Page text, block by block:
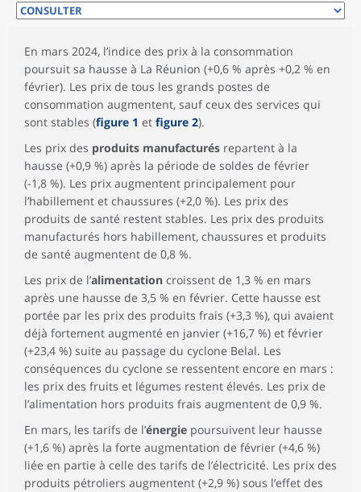
En mars 2024, l’indice des prix à la consommation
poursuit sa hausse à La Réunion (+0,6 % après +0,2 % en
février). Les prix de tous les grands postes de
consommation augmentent, sauf ceux des services qui
sont stables (figure 1 et figure 2).
Les prix des produits manufacturés repartent à la
hausse (+0,9 %) après la période de soldes de février
(-1,8 %). Les prix augmentent principalement pour
l’habillement et chaussures (+2,0 %). Les prix des
produits de santé restent stables. Les prix des produits
manufacturés hors habillement, chaussures et produits
de santé augmentent de 0,8 %.
Les prix de l’alimentation croissent de 1,3 % en mars
après une hausse de 3,5 % en février. Cette hausse est
portée par les prix des produits frais (+3,3 %), qui avaient
déjà fortement augmenté en janvier (+16,7 %) et février
(+23,4 %) suite au passage du cyclone Belal. Les
conséquences du cyclone se ressentent encore en mars :
les prix des fruits et légumes restent élevés. Les prix de
l’alimentation hors produits frais augmentent de 0,9 %.
En mars, les tarifs de l’énergie poursuivent leur hausse
(+1,6 %) après la forte augmentation de février (+4,6 %)
liée en partie à celle des tarifs de l’électricité. Les prix des
produits pétroliers augmentent (+2,9 %) sous l’effet des